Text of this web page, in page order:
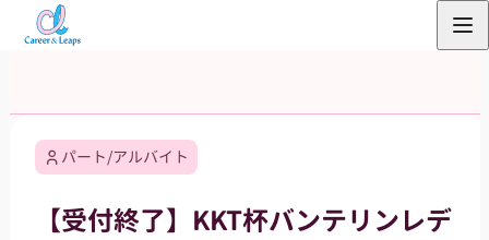
ス
パート/アルバイト
【受付終了】KKT杯バンテリンレデ